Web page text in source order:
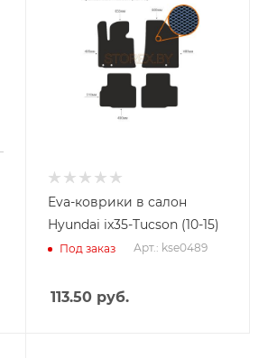
Eva-коврики в салон
Hyundai ix35-Tucson (10-15)
Под заказ Арт.: kse0489
113.50руб.